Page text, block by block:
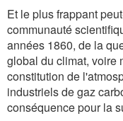
Et le plus frappant
communauté
années 1860, de la
global du climat, voire
constitution de
industriels de gaz
conséquence pour la